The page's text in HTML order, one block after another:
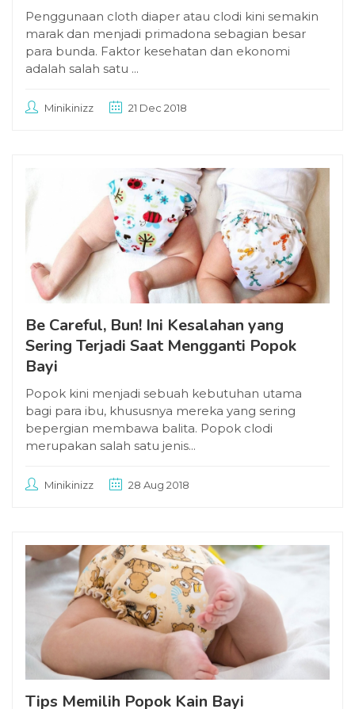
Penggunaan cloth diaper atau clodi kini semakin
marak dan menjadi primadona sebagian besar
para bunda. Faktor kesehatan dan ekonomi
adalah salah satu ...
Minikinizz 21 Dec 2018
Be Careful, Bun! Ini Kesalahan yang
Sering Terjadi Saat Mengganti Popok
Bayi
Popok kini menjadi sebuah kebutuhan utama
bagi para ibu, khususnya mereka yang sering
bepergian membawa balita. Popok clodi
merupakan salah satu jenis...
Minikinizz 28 Aug 2018
Tips Memilih Popok Kain Bayi